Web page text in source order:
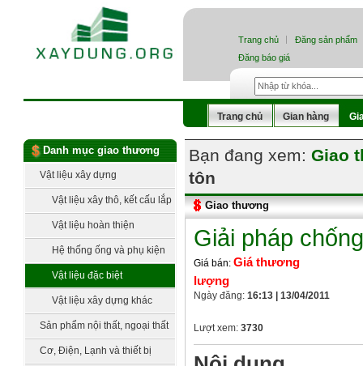
Trang chủ
Đăng sản phẩm
Đăng báo giá
Trang chủ Gian hàng
Danh mục giao thương
Vật liệu xây dựng
Vật liệu xây thô, kết cấu lắp
Vật liệu hoàn thiện
Hệ thống ống và phụ kiện
Vật liệu đặc biệt
Vật liệu xây dựng khác
Sản phẩm nội thất, ngoại thất
Cơ, Điện, Lạnh và thiết bị
Bạn đang xem: Giao
tôn
Giao thương
Giải pháp
Giá bán: Giá thương
lượng
Ngày đăng: 16:13 | 13/04/2011
Lượt xem: 3730